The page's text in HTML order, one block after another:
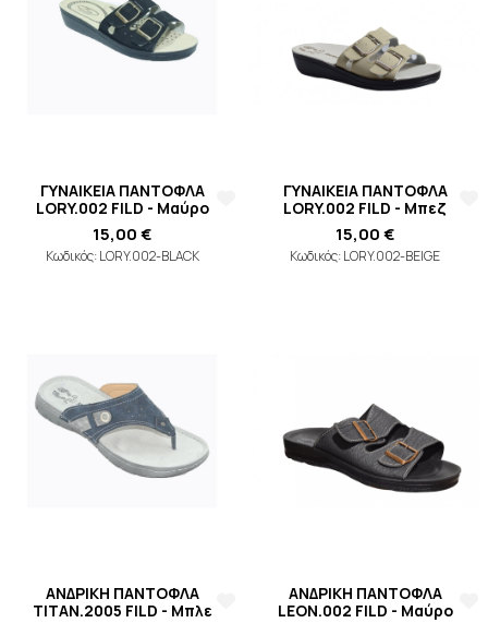
ΓΥΝΑΙΚΕΙΑ ΠΑΝΤΟΦΛΑ
LORY.002 FILD - Μαύρο
15,00 €
Κωδικός: LORY.002-BLACK
ΓΥΝΑΙΚΕΙΑ ΠΑΝΤΟΦΛΑ
LORY.002 FILD - Μπεζ
15,00 €
Κωδικός: LORY.002-BEIGE
ΑΝΔΡΙΚΗ ΠΑΝΤΟΦΛΑ
ΤΙΤΑΝ.2005 FILD - Μπλε
ΑΝΔΡΙΚΗ ΠΑΝΤΟΦΛΑ
LEON.002 FILD - Μαύρο